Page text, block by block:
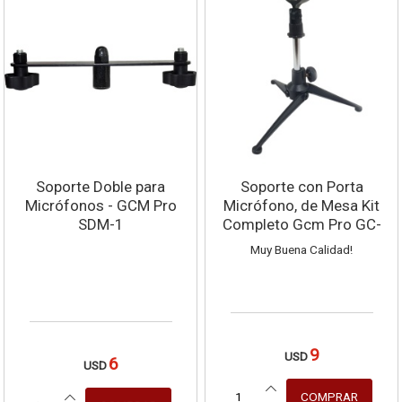
Soporte Doble para
Micrófonos - GCM Pro
SDM-1
USD 6
Soporte con Porta
Micrófono, de Mesa Kit
Completo Gcm Pro GC-
060
Muy Buena Calidad!
USD 9